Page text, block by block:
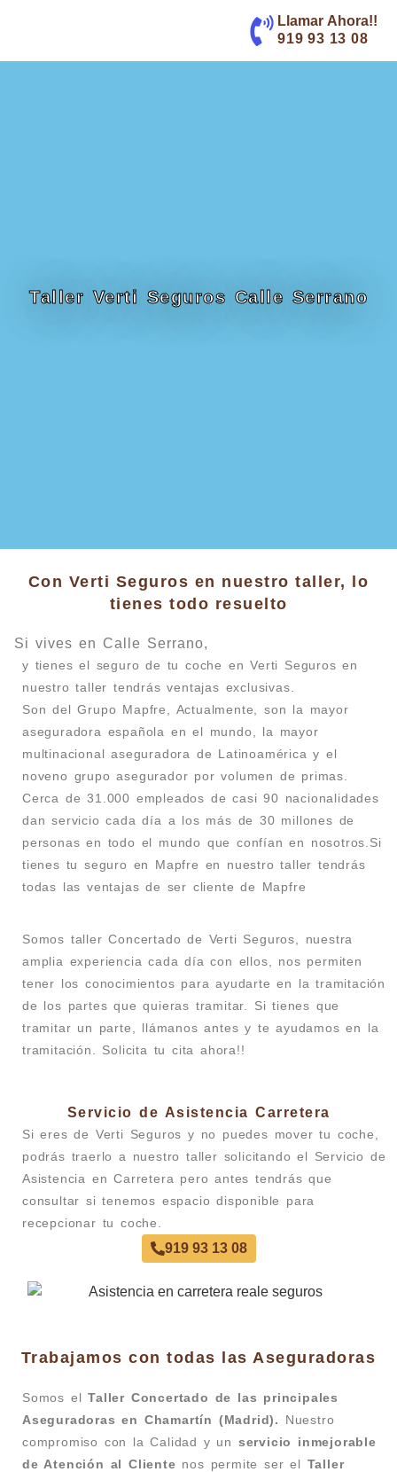
Llamar Ahora!!
919 93 13 08
Taller Verti Seguros Calle Serrano
Con Verti Seguros en nuestro taller, lo
tienes todo resuelto
Si vives en Calle Serrano,
y tienes el seguro de tu coche en Verti Seguros en
nuestro taller tendrás ventajas exclusivas.
Son del Grupo Mapfre, Actualmente, son la mayor
aseguradora española en el mundo, la mayor
multinacional aseguradora de Latinoamérica y el
noveno grupo asegurador por volumen de primas.
Cerca de 31.000 empleados de casi 90 nacionalidades
dan servicio cada día a los más de 30 millones de
personas en todo el mundo que confían en nosotros.Si
tienes tu seguro en Mapfre en nuestro taller tendrás
todas las ventajas de ser cliente de Mapfre
Somos taller Concertado de Verti Seguros, nuestra
amplia experiencia cada día con ellos, nos permiten
tener los conocimientos para ayudarte en la tramitación
de los partes que quieras tramitar. Si tienes que
tramitar un parte, llámanos antes y te ayudamos en la
tramitación. Solicita tu cita ahora!!
Servicio de Asistencia Carretera
Si eres de Verti Seguros y no puedes mover tu coche,
podrás traerlo a nuestro taller solicitando el Servicio de
Asistencia en Carretera pero antes tendrás que
consultar si tenemos espacio disponible para
recepcionar tu coche.
919 93 13 08
Trabajamos con todas las Aseguradoras
Somos elTaller Concertado de las principales
Aseguradoras en Chamartín (Madrid). Nuestro
compromiso con la Calidad y un servicio inmejorable
de Atención al Cliente nos permite ser el Taller